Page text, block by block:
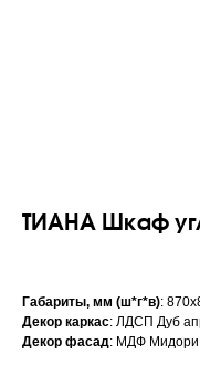
ТИАНА Шкаф
Габариты, мм (ш*г*в):
Декор каркас: ЛДСП Дуб
Декор фасад: МДФ Мидори